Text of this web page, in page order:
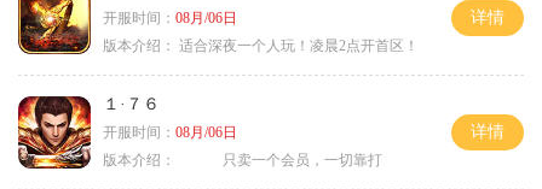
开服时间： 08月/06日
版本介绍： 适合深夜一个人玩！凌晨2点开首区！
详情
１·７６
开服时间： 08月/06日
版本介绍：
只卖一个会员，一切靠打
详情